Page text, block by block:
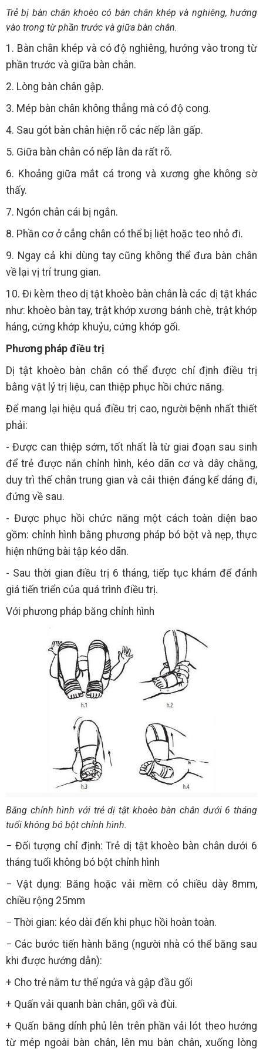
Trẻ bị bàn chân khoèo có bàn chân khép và nghiêng, hướng
vào trong từ phần trước và giữa bàn chân.
1. Bàn chân khép và có độ nghiêng, hướng vào trong từ
phần trước và giữa bàn chân.
2. Lòng bàn chân gập.
3. Mép bàn chân không thẳng mà có độ cong.
4. Sau gót bàn chân hiện rõ các nếp lằn gấp.
5. Giữa bàn chân có nếp lằn da rất rõ.
6. Khoảng giữa mắt cá trong và xương ghe không sờ
thấy.
7. Ngón chân cái bị ngắn.
8. Phần cơ ở cẳng chân có thể bị liệt hoặc teo nhỏ đi.
9. Ngay cả khi dùng tay cũng không thể đưa bàn chân
về lại vị trí trung gian.
10. Đi kèm theo dị tật khoèo bàn chân là các dị tật khác
như: khoèo bàn tay, trật khớp xương bánh chè, trật khớp
háng, cứng khớp khuỷu, cứng khớp gối.
Phương pháp điều trị
Dị tật khoèo bàn chân có thể được chỉ định điều trị
bằng vật lý trị liệu, can thiệp phục hồi chức năng.
Để mang lại hiệu quả điều trị cao, người bệnh nhất thiết
phải:
- Được can thiệp sớm, tốt nhất là từ giai đoạn sau sinh
để trẻ được nắn chỉnh hình, kéo dãn cơ và dây chằng,
duy trì thế chân trung gian và cải thiện đáng kể dáng đi,
đứng về sau.
- Được phục hồi chức năng một cách toàn diện bao
gồm: chỉnh hình bằng phương pháp bó bột và nẹp, thực
hiện những bài tập kéo dãn.
- Sau thời gian điều trị 6 tháng, tiếp tục khám để đánh
giá tiến triển của quá trình điều trị.
Với phương pháp băng chỉnh hình
Băng chỉnh hình với trẻ dị tật khoèo bàn chân dưới 6 tháng
tuổi không bó bột chỉnh hình.
− Đối tượng chỉ định: Trẻ dị tật khoèo bàn chân dưới 6
tháng tuổi không bó bột chỉnh hình
− Vật dụng: Băng hoặc vải mềm có chiều dày 8mm,
chiều rộng 25mm
− Thời gian: kéo dài đến khi phục hồi hoàn toàn.
− Các bước tiến hành băng (người nhà có thể băng sau
khi được hướng dẫn):
+ Cho trẻ nằm tư thế ngửa và gập đầu gối
+ Quấn vải quanh bàn chân, gối và đùi.
+ Quấn băng dính phủ lên trên phần vải lót theo hướng
từ mép ngoài bàn chân, lên mu bàn chân, xuống lòng